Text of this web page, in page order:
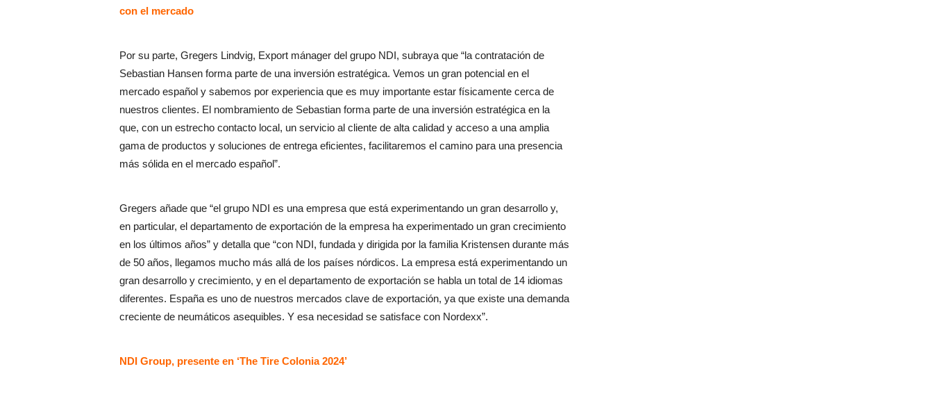
con el mercado
Por su parte, Gregers Lindvig, Export mánager del grupo NDI, subraya que “la contratación de
Sebastian Hansen forma parte de una inversión estratégica. Vemos un gran potencial en el
mercado español y sabemos por experiencia que es muy importante estar físicamente cerca de
nuestros clientes. El nombramiento de Sebastian forma parte de una inversión estratégica en la
que, con un estrecho contacto local, un servicio al cliente de alta calidad y acceso a una amplia
gama de productos y soluciones de entrega eficientes, facilitaremos el camino para una presencia
más sólida en el mercado español”.
Gregers añade que “el grupo NDI es una empresa que está experimentando un gran desarrollo y,
en particular, el departamento de exportación de la empresa ha experimentado un gran crecimiento
en los últimos años” y detalla que “con NDI, fundada y dirigida por la familia Kristensen durante más
de 50 años, llegamos mucho más allá de los países nórdicos. La empresa está experimentando un
gran desarrollo y crecimiento, y en el departamento de exportación se habla un total de 14 idiomas
diferentes. España es uno de nuestros mercados clave de exportación, ya que existe una demanda
creciente de neumáticos asequibles. Y esa necesidad se satisface con Nordexx”.
NDI Group, presente en ‘The Tire Colonia 2024’